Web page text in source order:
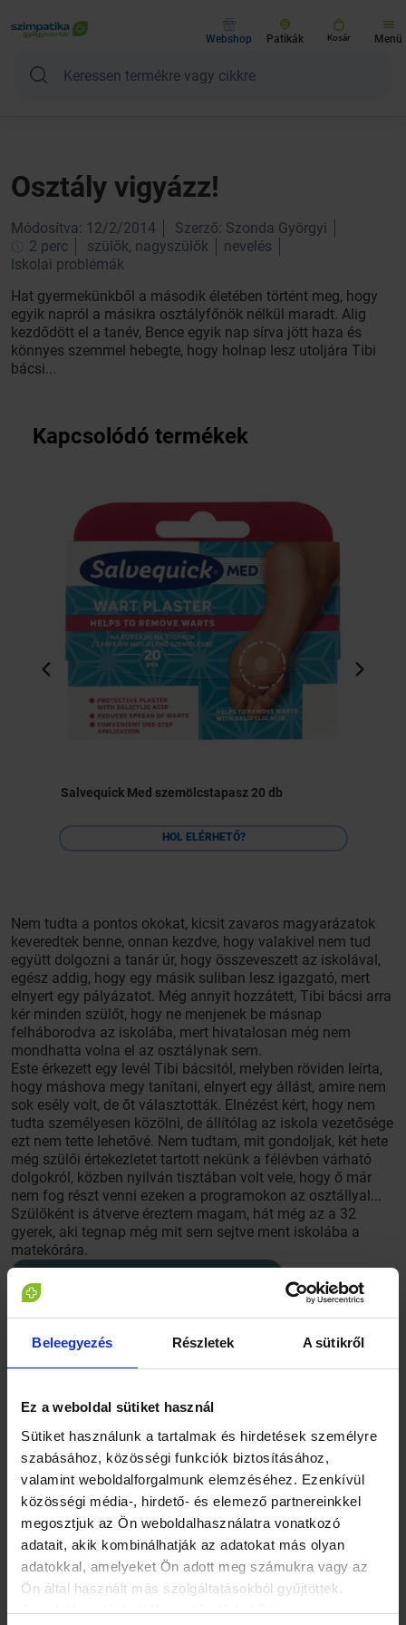
Beleegyezés Részletek A sütikről
Ez a weboldal sütiket használ
Sütiket használunk a tartalmak és hirdetések személyre
szabásához, közösségi funkciók biztosításához,
valamint weboldalforgalmunk elemzéséhez. Ezenkívül
közösségi média-, hirdető- és elemező partnereinkkel
megosztjuk az Ön weboldalhasználatra vonatkozó
adatait, akik kombinálhatják az adatokat más olyan
adatokkal, amelyeket Ön adott meg számukra vagy az
Ön által használt más szolgáltatásokból gyűjtöttek.
Az adatkezelési tájékoztató elérhető itt.
Webshop Patikák Kosár Menü
Osztály vigyázz!
Módosítva: 12/2/2014
Szerző: Szonda Györgyi
2 perc
szülők, nagyszülők
nevelés
Iskolai problémák
Hat gyermekünkből a második életében történt meg, hogy
egyik napról a másikra osztályfőnök nélkül maradt. Alig
kezdődött el a tanév, Bence egyik nap sírva jött haza és
könnyes szemmel hebegte, hogy holnap lesz utoljára Tibi
bácsi...
Kapcsolódó termékek
Salvequick Med szemölcstapasz 20 db
HOL ELÉRHETŐ?
Nem tudta a pontos okokat, kicsit zavaros magyarázatok
keveredtek benne, onnan kezdve, hogy valakivel nem tud
együtt dolgozni a tanár úr, hogy összeveszett az iskolával,
egész addig, hogy egy másik suliban lesz igazgató, mert
elnyert egy pályázatot. Még annyit hozzátett, Tibi bácsi arra
kér minden szülőt, hogy ne menjenek be másnap
felháborodva az iskolába, mert hivatalosan még nem
mondhatta volna el az osztálynak sem.
Este érkezett egy levél Tibi bácsitól, melyben röviden leírta,
hogy máshova megy tanítani, elnyert egy állást, amire nem
sok esély volt, de őt választották. Elnézést kért, hogy nem
tudta személyesen közölni, de állítólag az iskola vezetősége
ezt nem tette lehetővé. Nem tudtam, mit gondoljak, két hete
még szülői értekezletet tartott nekünk a félévben várható
dolgokról, közben nyilván tisztában volt vele, hogy ő már
nem fog részt venni ezeken a programokon az osztállyal...
Szülőként is átverve éreztem magam, hát még az a 32
gyerek, aki tegnap még mit sem sejtve ment iskolába a
matekórára.
Persze én is
tudom, hogy egy ilyen hírt nem lehet bejelenteni egy
hónappal a távozás előtt aGYEREKEKNEK, hiszen a
bizonytalanság, a szomorúság már attól a perctől a tanulás
rovására ment volna, de engem felháborít, hogy a SZÜLŐK
sem lettek beavatva. Sokkal egyszerűbb lett volna